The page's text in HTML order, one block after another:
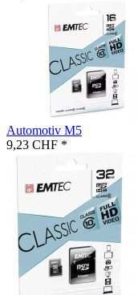
Automotiv M5
9,23 CHF *